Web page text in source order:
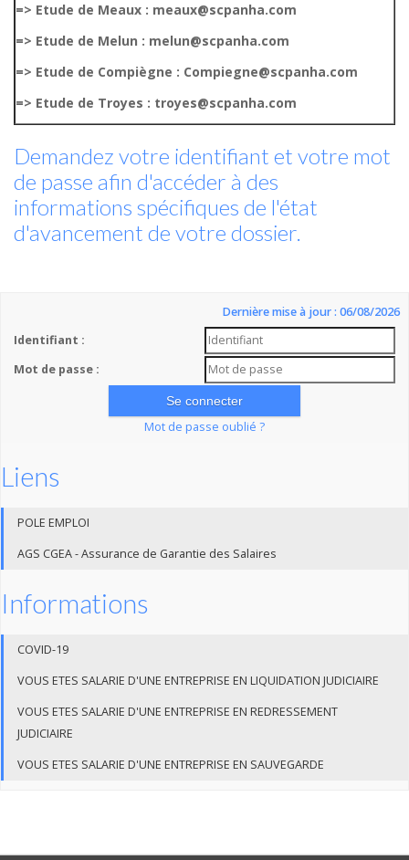
=> Etude de Meaux : meaux@scpanha.com
=> Etude de Melun : melun@scpanha.com
=> Etude de Compiègne : Compiegne@scpanha.com
=> Etude de Troyes : troyes@scpanha.com
Demandez votre identifiant et votre mot
de passe afin d'accéder à des
informations spécifiques de l'état
d'avancement de votre dossier.
Dernière mise à jour : 06/08/2026
Identifiant :
Mot de passe :
Mot de passe oublié ?
Liens
POLE EMPLOI
AGS CGEA - Assurance de Garantie des Salaires
Informations
COVID-19
VOUS ETES SALARIE D'UNE ENTREPRISE EN LIQUIDATION JUDICIAIRE
VOUS ETES SALARIE D'UNE ENTREPRISE EN REDRESSEMENT
JUDICIAIRE
VOUS ETES SALARIE D'UNE ENTREPRISE EN SAUVEGARDE